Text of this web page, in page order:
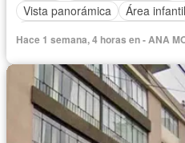
Vista panorámica
Área infantil
Acceso para personas con
Sin amoblar
Hace 1 semana, 4 horas en - ANA